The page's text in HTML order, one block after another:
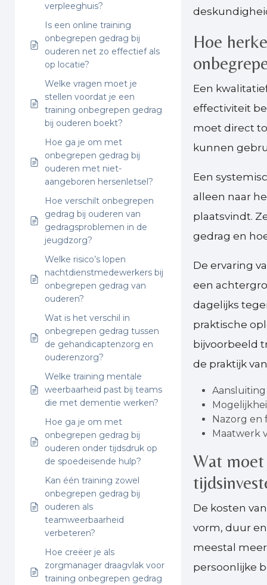
verpleeghuis?
Is een online training
onbegrepen gedrag bij
ouderen net zo effectief als
op locatie?
Welke vragen moet je
stellen voordat je een
training onbegrepen gedrag
bij ouderen boekt?
Hoe ga je om met
onbegrepen gedrag bij
ouderen met niet-
aangeboren hersenletsel?
Hoe verschilt onbegrepen
gedrag bij ouderen van
gedragsproblemen in de
jeugdzorg?
Welke risico’s lopen
nachtdienstmedewerkers bij
onbegrepen gedrag van
ouderen?
Wat is het verschil in
onbegrepen gedrag tussen
de gehandicaptenzorg en
ouderenzorg?
Welke training mentale
weerbaarheid past bij teams
die met dementie werken?
Hoe ga je om met
onbegrepen gedrag bij
ouderen onder tijdsdruk op
de spoedeisende hulp?
Kan één training zowel
onbegrepen gedrag bij
ouderen als
teamweerbaarheid
verbeteren?
Hoe creëer je als
zorgmanager draagvlak voor
training onbegrepen gedrag
Hoe
Een
effectiviteit
moet direct
kunnen
Een
alleen naar
plaatsvindt.
gedrag en
De ervaring
een
dagelijks
praktische
bijvoorbeeld
de praktijk
Nazorg en
Maatwerk
Wat
De kosten
vorm, duur
meestal
persoonlijke